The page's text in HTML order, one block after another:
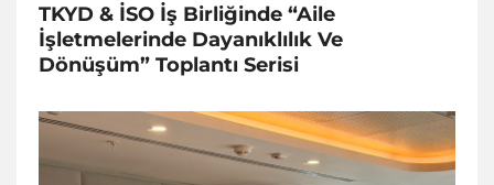
TKYD & İSO İş Birliğinde “Aile
İşletmelerinde Dayanıklılık Ve
Dönüşüm” Toplantı Serisi